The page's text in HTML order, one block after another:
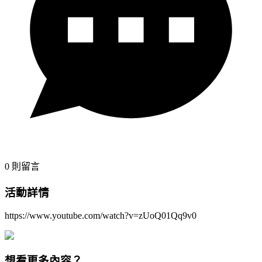
0 則留言
活動詳情
https://www.youtube.com/watch?v=zUoQ01Qq9v0